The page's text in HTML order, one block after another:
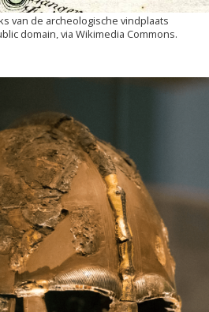
van de archeologische vindplaats
domain, via Wikimedia Commons.